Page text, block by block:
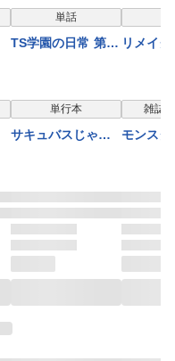
表示制限中
単話
TS学園の日常 第1
表示
リメイ
表示制限中
単行本
サキュバスじゃな
表示
雑誌/
モンス